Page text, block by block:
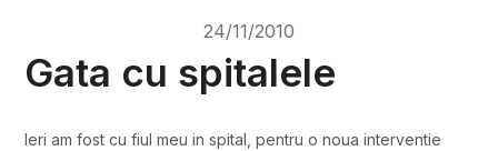
24/11/2010
Gata cu spitalele
Ieri am fost cu fiul meu in spital, pentru o noua interventie